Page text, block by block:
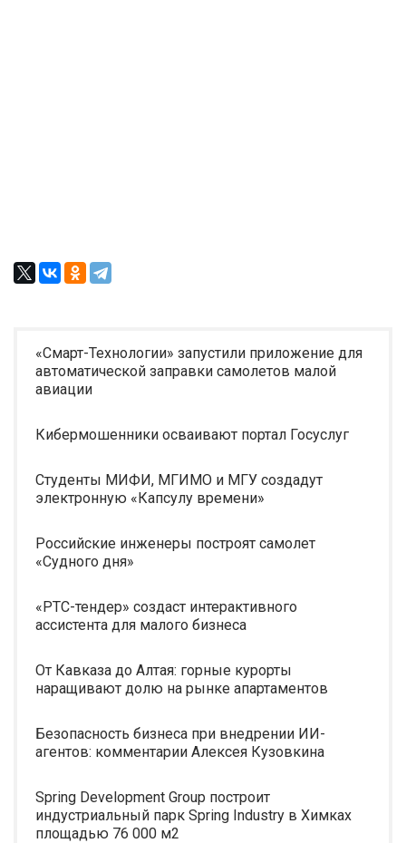
«Смарт-Технологии» запустили приложение для
автоматической заправки самолетов малой
авиации
Кибермошенники осваивают портал Госуслуг
Студенты МИФИ, МГИМО и МГУ создадут
электронную «Капсулу времени»
Российские инженеры построят самолет
«Судного дня»
«РТС-тендер» создаст интерактивного
ассистента для малого бизнеса
От Кавказа до Алтая: горные курорты
наращивают долю на рынке апартаментов
Безопасность бизнеса при внедрении ИИ-
агентов: комментарии Алексея Кузовкина
Spring Development Group построит
индустриальный парк Spring Industry в Химках
площадью 76 000 м2